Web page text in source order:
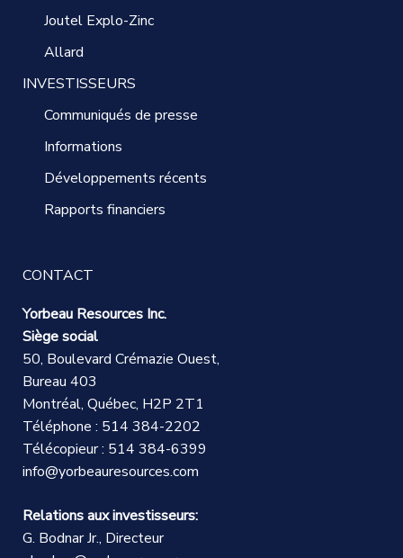
Joutel Explo-Zinc
Allard
INVESTISSEURS
Communiqués de presse
Informations
Développements récents
Rapports financiers
CONTACT
Yorbeau Resources Inc.
Siège social
50, Boulevard Crémazie Ouest,
Bureau 403
Montréal, Québec, H2P 2T1
Téléphone : 514 384-2202
Télécopieur : 514 384-6399
info@yorbeauresources.com
Relations aux investisseurs:
G. Bodnar Jr., Directeur